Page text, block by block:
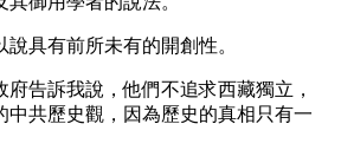
具有前所未有的開創性。
告訴我說，他們不追求西藏獨立，
共歷史觀，因為歷史的真相只有一